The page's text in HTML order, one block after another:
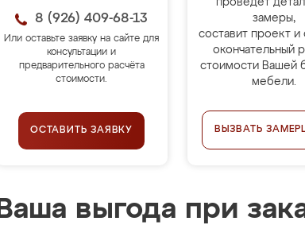
8 (926) 409-68-13
Или оставьте заявку на сайте для
консультации и
предварительного расчёта
стоимости.
ОСТАВИТЬ ЗАЯВКУ
проведёт
замеры,
составит проект и
окончательный
стоимости Вашей
мебели.
ВЫЗВАТЬ
Ваша выгода при